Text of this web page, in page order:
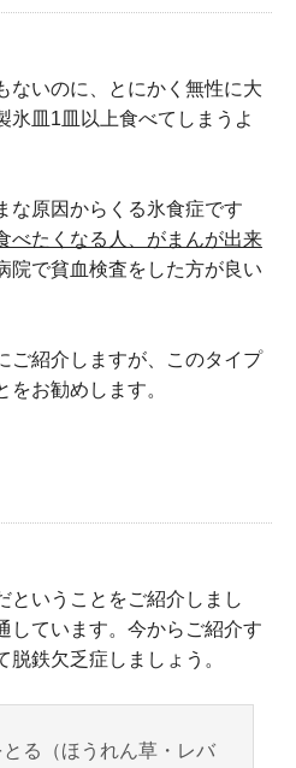
ないのに、とにかく無性に大
氷皿1皿以上食べてしまうよ
な原因からくる氷食症です
べたくなる人、がまんが出来
院で貧血検査をした方が良い
ご紹介しますが、このタイプ
をお勧めします。
ということをご紹介しまし
しています。今からご紹介す
鉄欠乏症しましょう。
とる（ほうれん草・レバ